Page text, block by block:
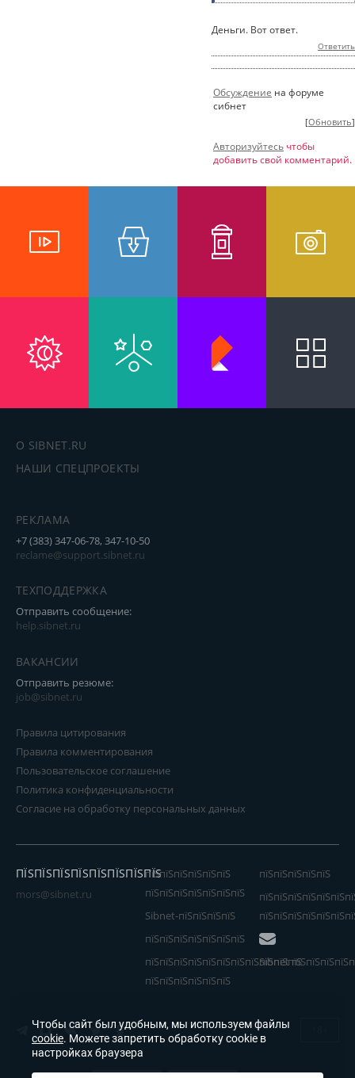
Деньги. Вот ответ.
Ответить
Обсуждение на форуме
сибнет
[Обновить]
Авторизуйтесь чтобы
добавить свой комментарий.
О SIBNET.RU
НАШИ СПЕЦПРОЕКТЫ
РЕКЛАМА
+7 (383) 347-06-78, 347-10-50
reclame@support.sibnet.ru
ТЕХПОДДЕРЖКА
Отправить сообщение:
help.sibnet.ru
ВАКАНСИИ
Отправить резюме:
job@sibnet.ru
Правила цитирования
Правила комментирования
Пользовательское соглашение
Политика конфиденциальности
Согласие на обработку персональных данных
ПЇЅПЇЅПЇЅПЇЅПЇЅПЇЅПЇЅПЇЅ
mors@sibnet.ru
пїЅпїЅпїЅпїЅпїЅпїЅ
пїЅпїЅпїЅпїЅпїЅпїЅпїЅ
Sibnet-пїЅпїЅпїЅпїЅ
пїЅпїЅпїЅпїЅпїЅ
пїЅпїЅпїЅпїЅпїЅпїЅпїЅ
пїЅпїЅпїЅпїЅпїЅпїЅпїЅпїЅпїЅпїЅпїЅ
пїЅпїЅпїЅпїЅпїЅпїЅ
Sibnet
Чтобы сайт был удобным, мы используем файлы
cookie. Можете запретить обработку cookie в
настройках браузера